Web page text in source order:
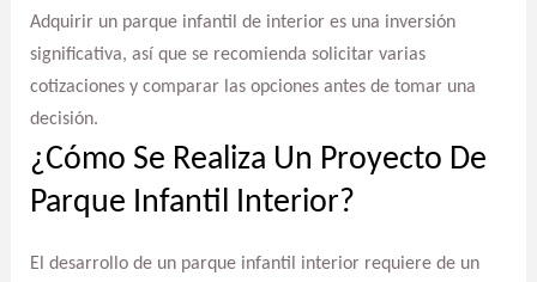
Adquirir un parque infantil de interior es una inversión
significativa, así que se recomienda solicitar varias
cotizaciones y comparar las opciones antes de tomar una
decisión.
¿Cómo Se Realiza Un Proyecto De
Parque Infantil Interior?
El desarrollo de un parque infantil interior requiere de un